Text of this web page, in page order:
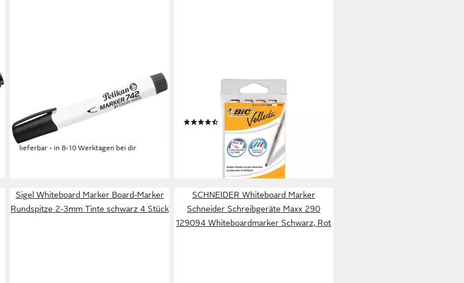
Whiteboardmarker 742 1-5mm
schwarz
ab 1,88 €
lieferbar - in 8-10 Werktagen bei dir
Whiteboard Marker Velleda 1741, (4-
tlg), im Pocketformat
lieferbar - in 2-3 Werktagen bei dir
Sigel Whiteboard Marker Board-Marker
Rundspitze 2-3mm Tinte schwarz 4 Stück
SCHNEIDER Whiteboard Marker
Schneider Schreibgeräte Maxx 290
129094 Whiteboardmarker Schwarz, Rot